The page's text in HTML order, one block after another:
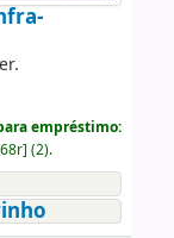
empréstimo:
] (2).